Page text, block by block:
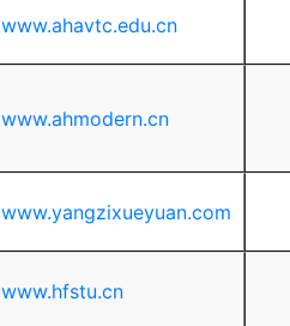
www.ahavtc.edu.cn
www.ahmodern.cn
www.yangzixueyuan.com
www.hfstu.cn